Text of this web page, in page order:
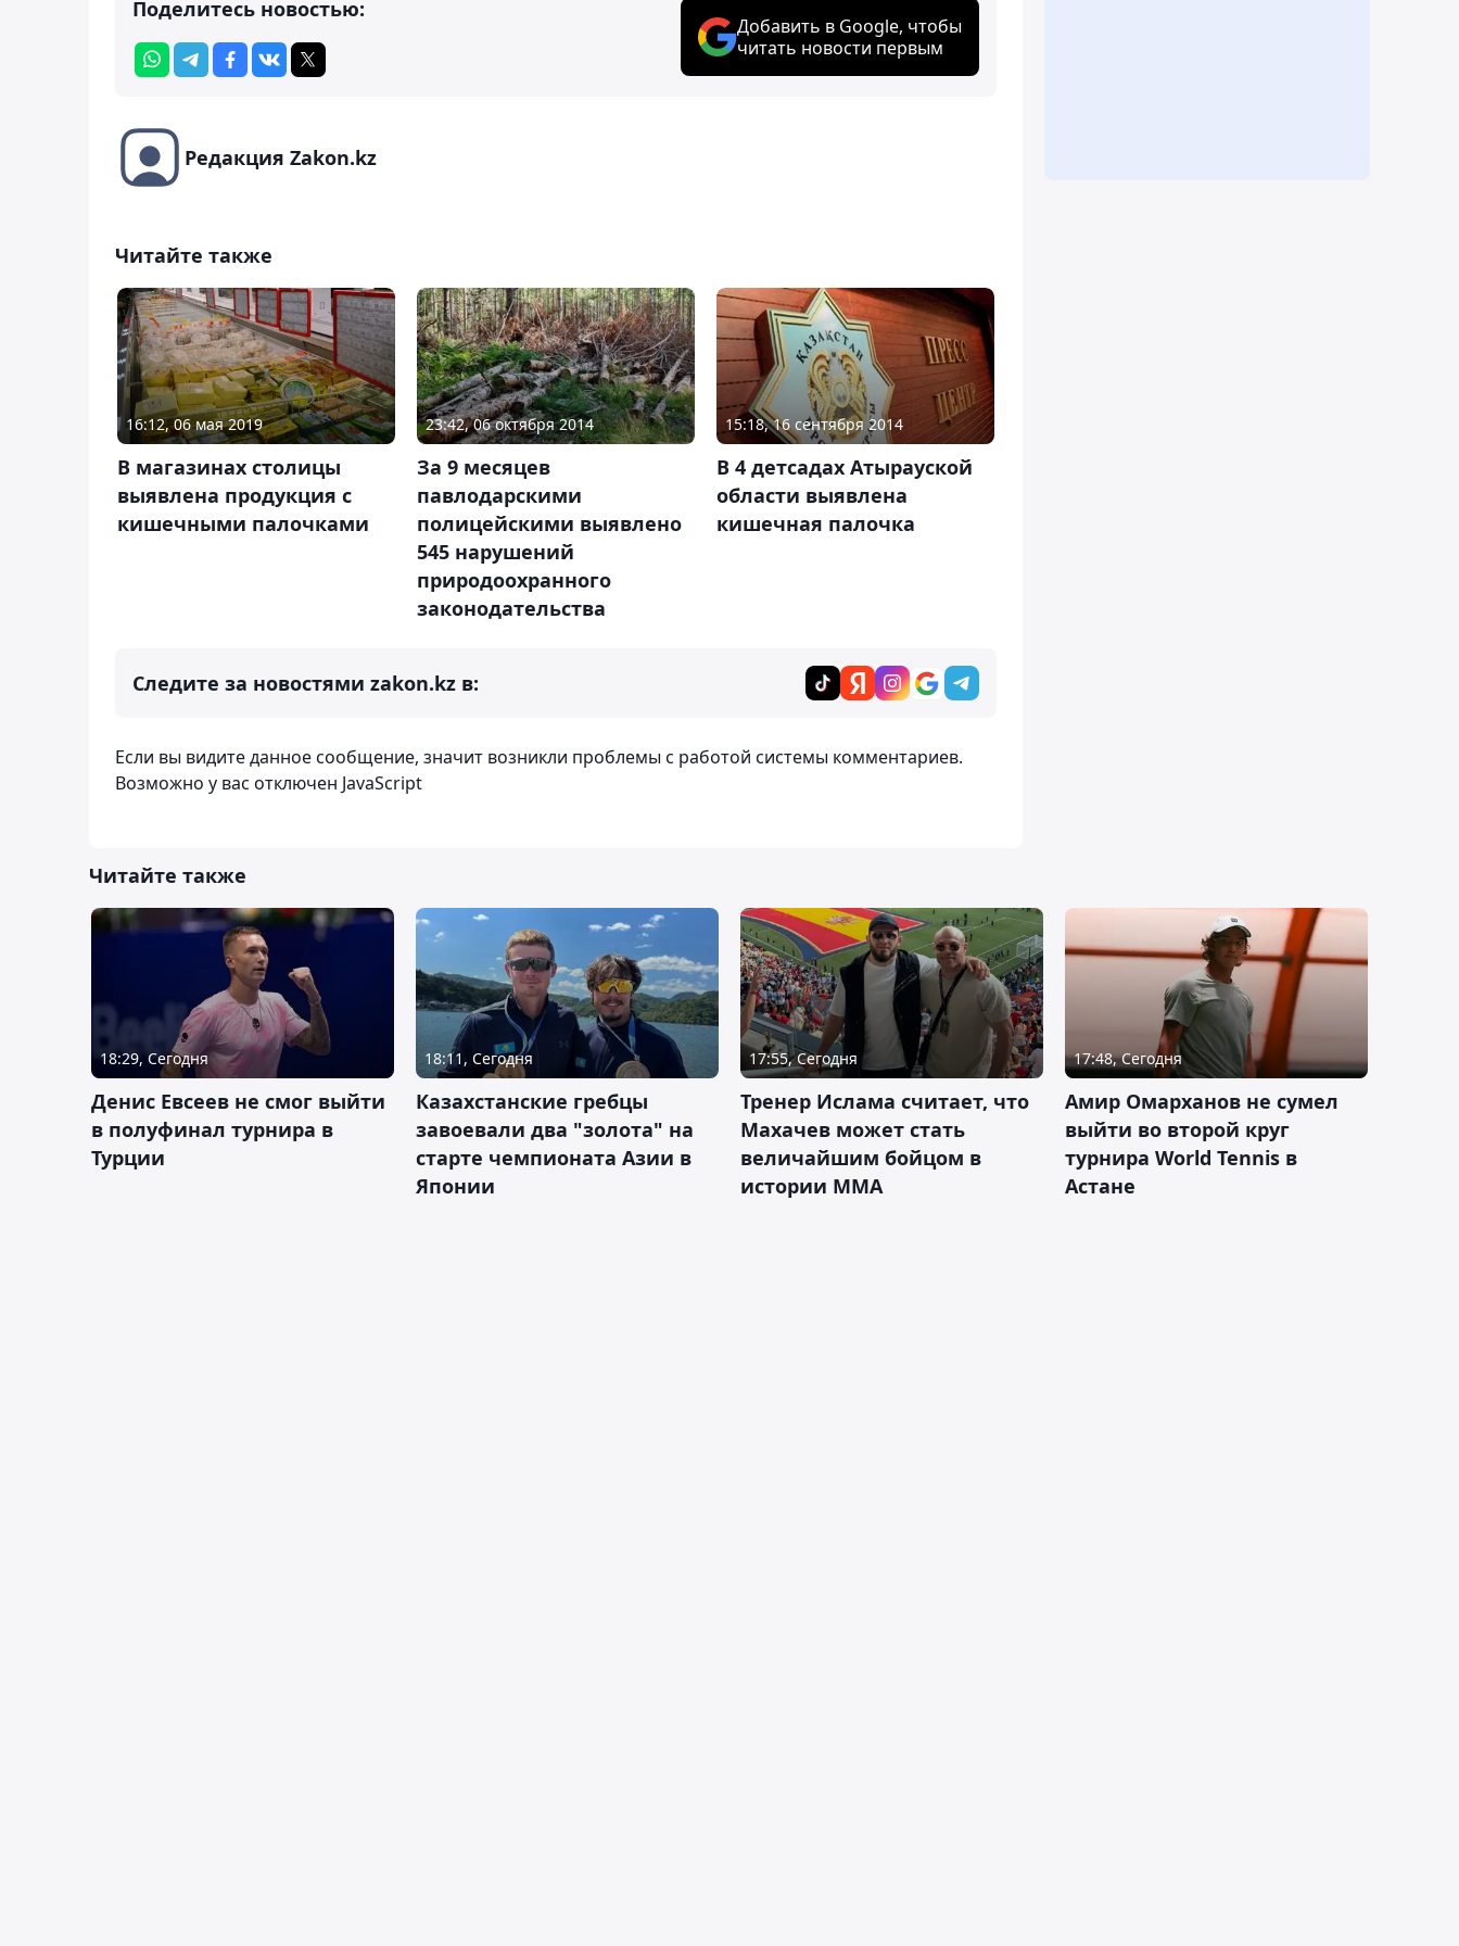
Поделитесь новостью:
Добавить в Google, чтобы
читать новости первым
Редакция Zakon.kz
Читайте также
16:12, 06 мая 2019
В магазинах столицы
выявлена продукция с
кишечными палочками
23:42, 06 октября 2014
За 9 месяцев
павлодарскими
полицейскими выявлено
545 нарушений
природоохранного
законодательства
15:18, 16 сентября 2014
В 4 детсадах Атырауской
области выявлена
кишечная палочка
Следите за новостями zakon.kz в:
Если вы видите данное сообщение, значит возникли проблемы с работой системы комментариев.
Возможно у вас отключен JavaScript
Читайте также
18:29, Сегодня
Денис Евсеев не смог выйти
в полуфинал турнира в
Турции
18:11, Сегодня
Казахстанские гребцы
завоевали два "золота" на
старте чемпионата Азии в
Японии
17:55, Сегодня
Тренер Ислама считает, что
Махачев может стать
величайшим бойцом в
истории ММА
17:48, Сегодня
Амир Омарханов не сумел
выйти во второй круг
турнира World Tennis в
Астане